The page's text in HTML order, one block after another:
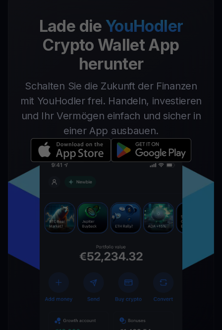
Lade die YouHodler
Crypto Wallet App
herunter
Schalten Sie die Zukunft der Finanzen
mit YouHodler frei. Handeln, investieren
und Ihr Vermögen einfach und sicher in
einer App ausbauen.